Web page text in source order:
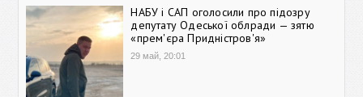
НАБУ і САП оголосили про підозру
депутату Одеської облради — зятю
«прем'єра Придністров'я»
29 май, 20:01